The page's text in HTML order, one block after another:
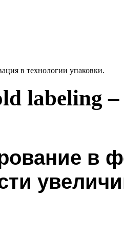
в технологии упаковки.
labeling –
в